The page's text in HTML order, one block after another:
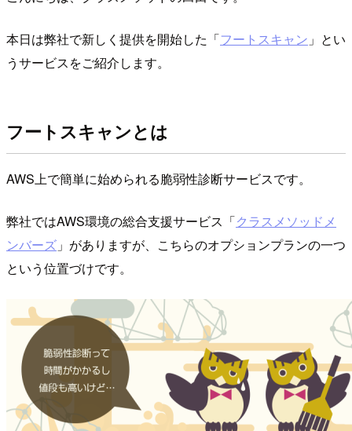
本日は弊社で新しく提供を開始した「フートスキャン 」とい
うサービスをご紹介します。
フートスキャンとは
AWS上で簡単に始められる脆弱性診断サービスです。
弊社ではAWS環境の総合支援サービス「クラスメソッドメ
ンバーズ 」がありますが、こちらのオプションプランの一つ
という位置づけです。